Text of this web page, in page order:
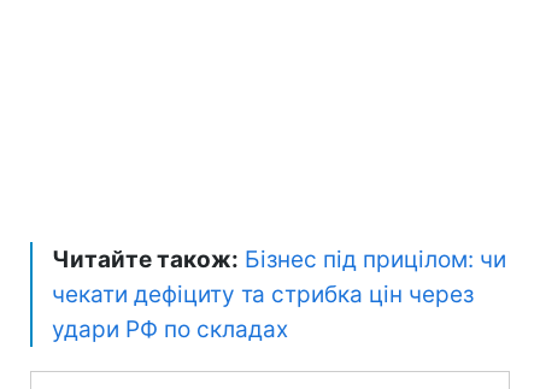
Читайте також: Бізнес під прицілом: чи
чекати дефіциту та стрибка цін через
удари РФ по складах